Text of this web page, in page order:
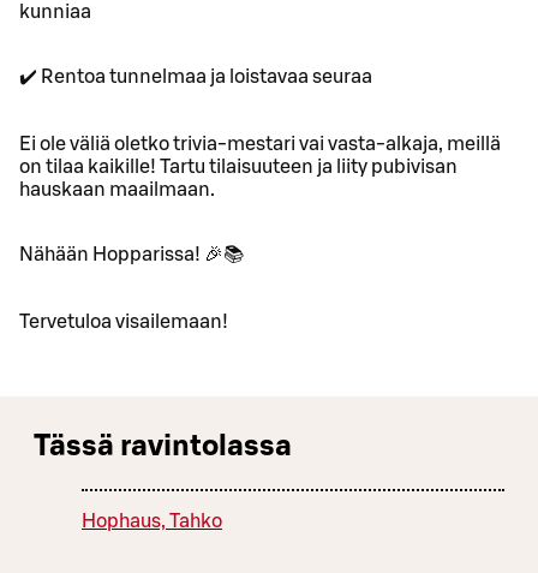
kunniaa
✔️ Rentoa tunnelmaa ja loistavaa seuraa
Ei ole väliä oletko trivia-mestari vai vasta-alkaja, meillä
on tilaa kaikille! Tartu tilaisuuteen ja liity pubivisan
hauskaan maailmaan.
Nähään Hopparissa! 🎉📚
Tervetuloa visailemaan!
Tässä ravintolassa
Hophaus, Tahko